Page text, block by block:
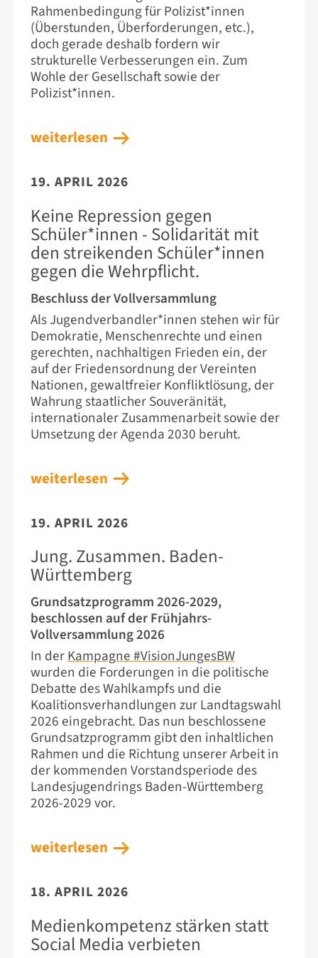
Rahmenbedingung für Polizist*innen
(Überstunden, Überforderungen, etc.),
doch gerade deshalb fordern wir
strukturelle Verbesserungen ein. Zum
Wohle der Gesellschaft sowie der
Polizist*innen.
weiterlesen
19. APRIL 2026
Keine Repression gegen
Schüler*innen - Solidarität mit
den streikenden Schüler*innen
gegen die Wehrpflicht.
Beschluss der Vollversammlung
Als Jugendverbandler*innen stehen wir für
Demokratie, Menschenrechte und einen
gerechten, nachhaltigen Frieden ein, der
auf der Friedensordnung der Vereinten
Nationen, gewaltfreier Konfliktlösung, der
Wahrung staatlicher Souveränität,
internationaler Zusammenarbeit sowie der
Umsetzung der Agenda 2030 beruht.
weiterlesen
19. APRIL 2026
Jung. Zusammen. Baden-
Württemberg
Grundsatzprogramm 2026-2029,
beschlossen auf der Frühjahrs-
Vollversammlung 2026
In derKampagne #VisionJungesBW
wurden die Forderungen in die politische
Debatte des Wahlkampfs und die
Koalitionsverhandlungen zur Landtagswahl
2026 eingebracht. Das nun beschlossene
Grundsatzprogramm gibt den inhaltlichen
Rahmen und die Richtung unserer Arbeit in
der kommenden Vorstandsperiode des
Landesjugendrings Baden-Württemberg
2026-2029 vor.
weiterlesen
18. APRIL 2026
Medienkompetenz stärken statt
Social Media verbieten